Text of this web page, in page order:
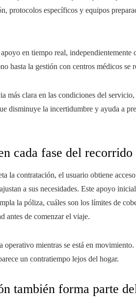
protocolos específicos y equipos
en tiempo real, independientemente
hasta la gestión con centros médicos
más clara en las condiciones del
disminuye la incertidumbre y ayuda a
cada fase del recorrido
la contratación, el usuario obtiene
a sus necesidades. Este apoyo
la póliza, cuáles son los límites de
antes de comenzar el viaje.
mientras se está en
un contratiempo lejos del hogar.
también forma parte